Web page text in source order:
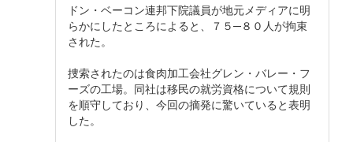
ドン・ベーコン連邦下院議員が地元メディアに明
らかにしたところによると、７５─８０人が拘束
された。
捜索されたのは食肉加工会社グレン・バレー・フ
ーズの工場。同社は移民の就労資格について規則
を順守しており、今回の摘発に驚いていると表明
した。